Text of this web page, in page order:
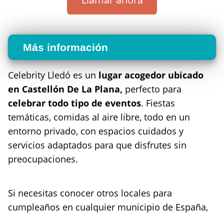
Más información
Celebrity Lledó es un lugar acogedor ubicado
en Castellón De La Plana, perfecto para
celebrar todo tipo de eventos. Fiestas
temáticas, comidas al aire libre, todo en un
entorno privado, con espacios cuidados y
servicios adaptados para que disfrutes sin
preocupaciones.
Si necesitas conocer otros locales para
cumpleaños en cualquier municipio de España,